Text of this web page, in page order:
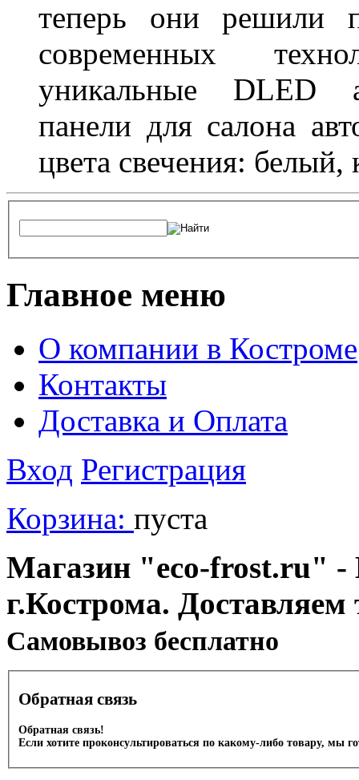
теперь они решили
современных
уникальные DLED
панели для салона
цвета свечения:
Главное меню
О компании в Костроме
Контакты
Доставка и Оплата
Вход Регистрация
Корзина: пуста
Магазин "eco-frost.ru" -
г.Кострома.
Cамовывоз бесплатно
Обратная связь
Обратная связь!
Если хотите проконсультироваться по какому-либо товару, мы